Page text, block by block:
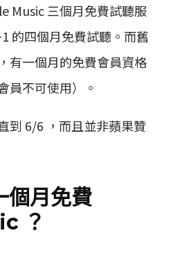
Music 三個月免費試聽服
的四個月免費試聽。而舊
有一個月的免費會員資格
員不可使用）。
到 6/6 ，而且並非蘋果贊
個月免費
？